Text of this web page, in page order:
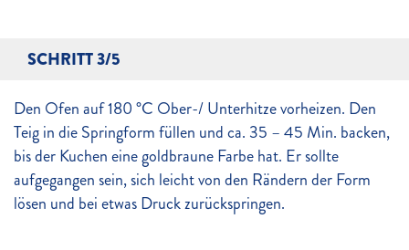
SCHRITT 3/5
Den Ofen auf 180 °C Ober-/ Unterhitze vorheizen. Den
Teig in die Springform füllen und ca. 35 – 45 Min. backen,
bis der Kuchen eine goldbraune Farbe hat. Er sollte
aufgegangen sein, sich leicht von den Rändern der Form
lösen und bei etwas Druck zurückspringen.